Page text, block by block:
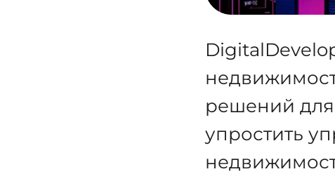
решений для
упростить